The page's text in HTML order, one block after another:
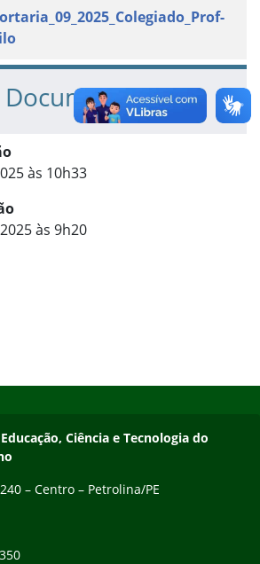
às 10h33
às 9h20
Ciência e Tecnologia do
– Centro – Petrolina/PE